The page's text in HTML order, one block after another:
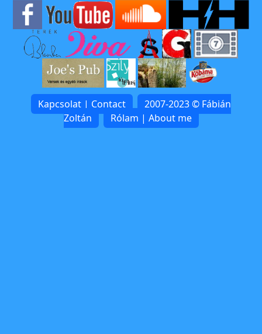
Kapcsolat | Contact
2007-2023 © Fábián
Zoltán
Rólam | About me